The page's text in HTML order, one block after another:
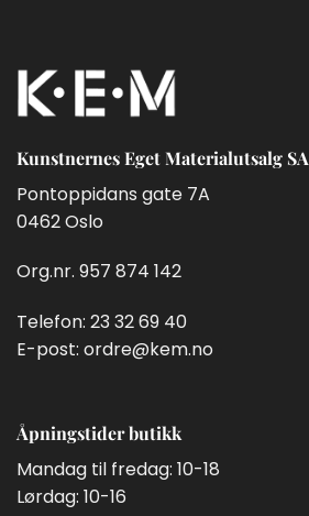
Kunstnernes Eget Materialutsalg SA
Pontoppidans gate 7A
0462 Oslo
Org.nr. 957 874 142
Telefon: 23 32 69 40
E-post: ordre@kem.no
Åpningstider butikk
Mandag til fredag: 10-18
Lørdag: 10-16